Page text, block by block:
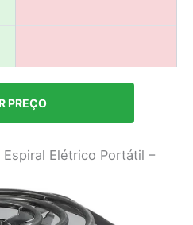
PREÇO
Elétrico Portátil –